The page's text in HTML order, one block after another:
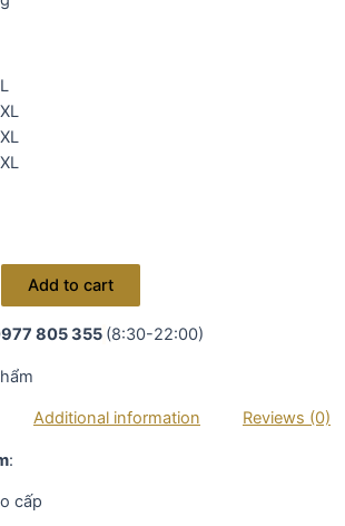
Add to cart
805 355 (8:30-22:00)
Additional information Reviews (0)
:
cấp